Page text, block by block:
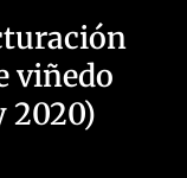
viñedo
2020)